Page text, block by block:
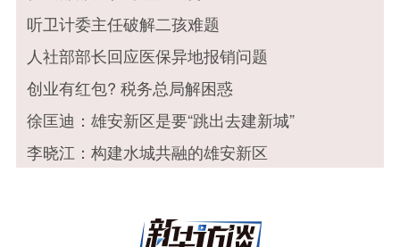
听卫计委主任破解二孩难题
人社部部长回应医保异地报销问题
创业有红包? 税务总局解困惑
徐匡迪：雄安新区是要“跳出去建新城”
李晓江：构建水城共融的雄安新区